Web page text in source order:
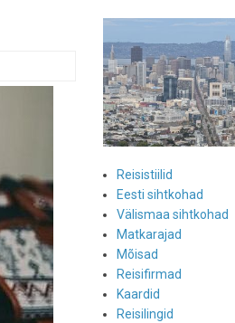
Reisistiilid
Eesti sihtkohad
Välismaa sihtkohad
Matkarajad
Mõisad
Reisifirmad
Kaardid
Reisilingid